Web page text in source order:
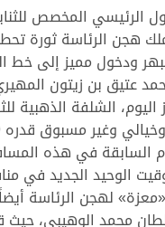
الرئيسي المخصص
هجن الرئاسة ثورة
ودخول مميز إلى خط
عتيق بن زيتون
الشلفة الذهبية
السابقة في هذه
الوحيد الجديد في
لهجن الرئاسة